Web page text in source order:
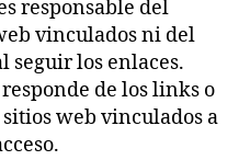
responsable del
vinculados ni del
seguir los enlaces.
de los links o
web vinculados a